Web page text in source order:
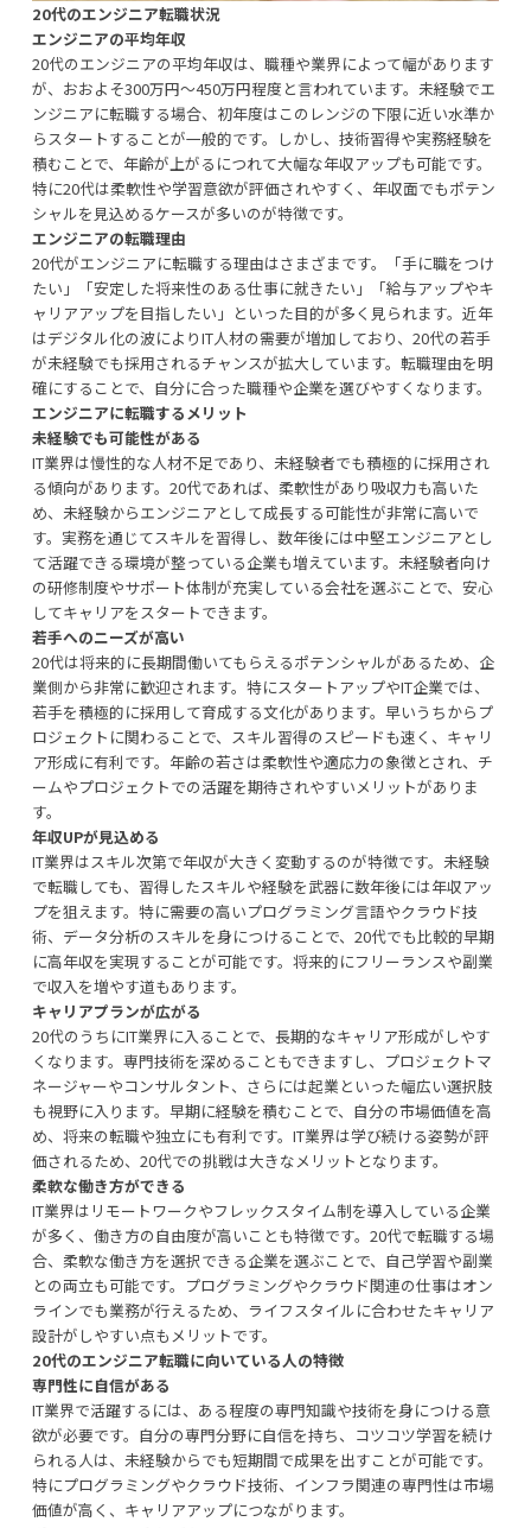
20代のエンジニア転職状況
エンジニアの平均年収
20代のエンジニアの平均年収は、職種や業界によって幅があります
が、おおよそ300万円〜450万円程度と言われています。未経験でエ
ンジニアに転職する場合、初年度はこのレンジの下限に近い水準か
らスタートすることが一般的です。しかし、技術習得や実務経験を
積むことで、年齢が上がるにつれて大幅な年収アップも可能です。
特に20代は柔軟性や学習意欲が評価されやすく、年収面でもポテン
シャルを見込めるケースが多いのが特徴です。
エンジニアの転職理由
20代がエンジニアに転職する理由はさまざまです。「手に職をつけ
たい」「安定した将来性のある仕事に就きたい」「給与アップやキ
ャリアアップを目指したい」といった目的が多く見られます。近年
はデジタル化の波によりIT人材の需要が増加しており、20代の若手
が未経験でも採用されるチャンスが拡大しています。転職理由を明
確にすることで、自分に合った職種や企業を選びやすくなります。
エンジニアに転職するメリット
未経験でも可能性がある
IT業界は慢性的な人材不足であり、未経験者でも積極的に採用され
る傾向があります。20代であれば、柔軟性があり吸収力も高いた
め、未経験からエンジニアとして成長する可能性が非常に高いで
す。実務を通じてスキルを習得し、数年後には中堅エンジニアとし
て活躍できる環境が整っている企業も増えています。未経験者向け
の研修制度やサポート体制が充実している会社を選ぶことで、安心
してキャリアをスタートできます。
若手へのニーズが高い
20代は将来的に長期間働いてもらえるポテンシャルがあるため、企
業側から非常に歓迎されます。特にスタートアップやIT企業では、
若手を積極的に採用して育成する文化があります。早いうちからプ
ロジェクトに関わることで、スキル習得のスピードも速く、キャリ
ア形成に有利です。年齢の若さは柔軟性や適応力の象徴とされ、チ
ームやプロジェクトでの活躍を期待されやすいメリットがありま
す。
年収UPが見込める
IT業界はスキル次第で年収が大きく変動するのが特徴です。未経験
で転職しても、習得したスキルや経験を武器に数年後には年収アッ
プを狙えます。特に需要の高いプログラミング言語やクラウド技
術、データ分析のスキルを身につけることで、20代でも比較的早期
に高年収を実現することが可能です。将来的にフリーランスや副業
で収入を増やす道もあります。
キャリアプランが広がる
20代のうちにIT業界に入ることで、長期的なキャリア形成がしやす
くなります。専門技術を深めることもできますし、プロジェクトマ
ネージャーやコンサルタント、さらには起業といった幅広い選択肢
も視野に入ります。早期に経験を積むことで、自分の市場価値を高
め、将来の転職や独立にも有利です。IT業界は学び続ける姿勢が評
価されるため、20代での挑戦は大きなメリットとなります。
柔軟な働き方ができる
IT業界はリモートワークやフレックスタイム制を導入している企業
が多く、働き方の自由度が高いことも特徴です。20代で転職する場
合、柔軟な働き方を選択できる企業を選ぶことで、自己学習や副業
との両立も可能です。プログラミングやクラウド関連の仕事はオン
ラインでも業務が行えるため、ライフスタイルに合わせたキャリア
設計がしやすい点もメリットです。
20代のエンジニア転職に向いている人の特徴
専門性に自信がある
IT業界で活躍するには、ある程度の専門知識や技術を身につける意
欲が必要です。自分の専門分野に自信を持ち、コツコツ学習を続け
られる人は、未経験からでも短期間で成果を出すことが可能です。
特にプログラミングやクラウド技術、インフラ関連の専門性は市場
価値が高く、キャリアアップにつながります。